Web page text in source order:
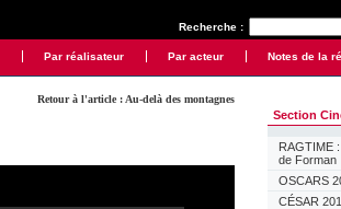
Recherche :
Par réalisateur Par acteur Notes de la
Retour à l'article : Au-delà des montagnes
Section
RAGTIME
de Forman
OSCARS
CÉSAR